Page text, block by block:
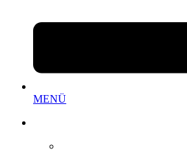
MENÜ